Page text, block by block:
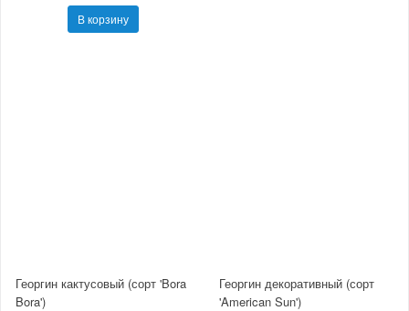
В корзину
Георгин кактусовый (сорт 'Bora
Bora')
Георгин декоративный (сорт
'American Sun')